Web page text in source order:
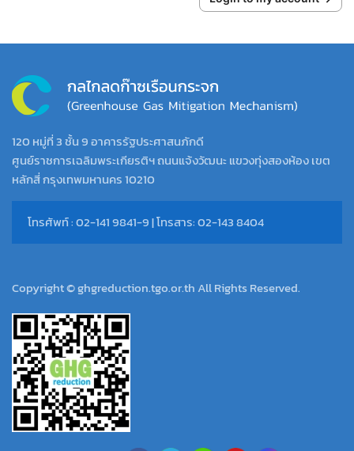
120 หมู่ที่ 3 ชั้น 9 อาคารรัฐประศาสนภักดี
ศูนย์ราชการเฉลิมพระเกียรติฯ ถนนแจ้งวัฒนะ แขวงทุ่งสองห้อง เขต
หลักสี่ กรุงเทพมหานคร 10210
โทรศัพท์ : 02-141 9841-9 | โทรสาร: 02-143 8404
Copyright © ghgreduction.tgo.or.th All Rights Reserved.